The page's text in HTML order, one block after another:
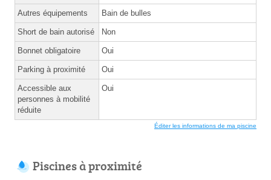
Autres équipements Bain de bulles
Short de bain autorisé Non
Bonnet obligatoire Oui
Parking à proximité Oui
Accessible aux
personnes à mobilité
réduite
Oui
Éditer les informations de ma piscine
Piscines à proximité